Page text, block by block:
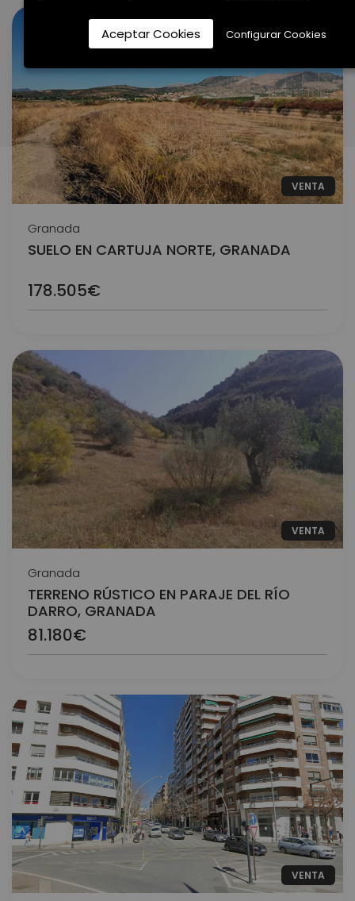
VENTA
Granada
SUELO EN CARTUJA NORTE, GRANADA
178.505€
VENTA
Granada
TERRENO RÚSTICO EN PARAJE DEL RÍO
DARRO, GRANADA
81.180€
VENTA
Aceptar Cookies Configurar Cookies